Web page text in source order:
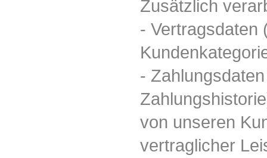
Zusätzlich
- Vertragsdaten
-
von unseren
vertraglicher